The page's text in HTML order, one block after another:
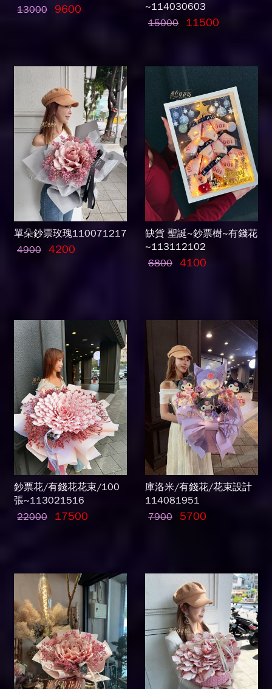
13000 9600
~114030603
15000
11500
單朵鈔票玫瑰110071217
4900 4200
缺貨 聖誕~鈔票樹~有錢花
~113112102
6800 4100
鈔票花/有錢花花束/100
張~113021516
22000
17500
庫洛米/有錢花/花束設計
114081951
7900
5700